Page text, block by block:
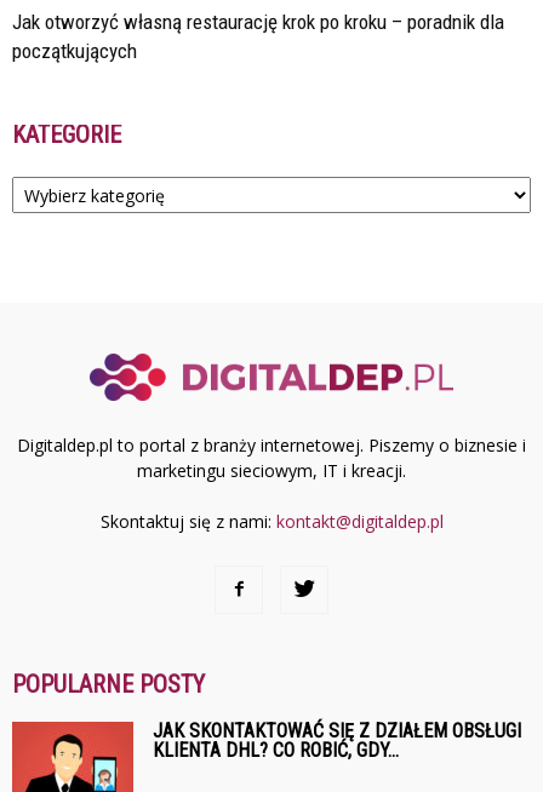
Jak otworzyć własną restaurację krok po kroku – poradnik dla
początkujących
KATEGORIE
Kategorie
Digitaldep.pl to portal z branży internetowej. Piszemy o biznesie i
marketingu sieciowym, IT i kreacji.
Skontaktuj się z nami: kontakt@digitaldep.pl
POPULARNE POSTY
JAK SKONTAKTOWAĆ SIĘ Z DZIAŁEM OBSŁUGI
KLIENTA DHL? CO ROBIĆ, GDY...